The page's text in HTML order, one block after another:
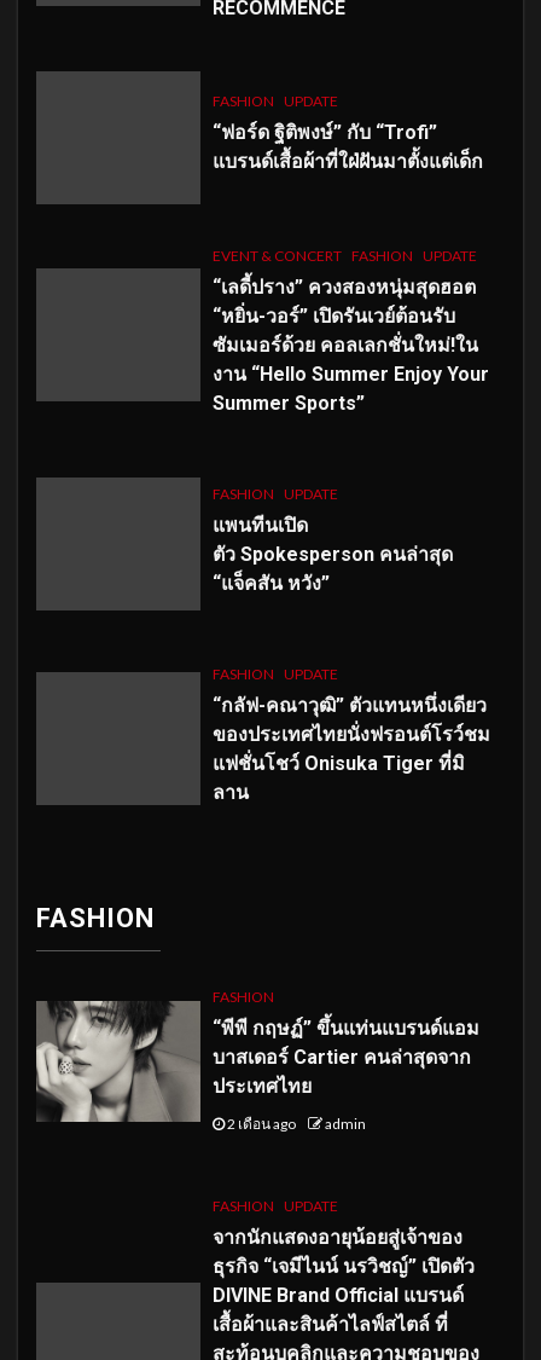
RECOMMENCÉ
FASHION UPDATE
“ฟอร์ด ฐิติพงษ์” กับ “Trofi”
แบรนด์เสื้อผ้าที่ใฝ่ฝันมาตั้งแต่เด็ก
EVENT & CONCERT FASHION UPDATE
“เลดี้ปราง” ควงสองหนุ่มสุดฮอต
“หยิ่น-วอร์” เปิดรันเวย์ต้อนรับ
ซัมเมอร์ด้วย คอลเลกชั่นใหม่!ใน
งาน “Hello Summer Enjoy Your
Summer Sports”
FASHION UPDATE
แพนทีนเปิด
ตัว Spokesperson คนล่าสุด
“แจ็คสัน หวัง”
FASHION UPDATE
“กลัฟ-คณาวุฒิ” ตัวแทนหนึ่งเดียว
ของประเทศไทยนั่งฟรอนต์โรว์ชม
แฟชั่นโชว์ Onisuka Tiger ที่มิ
ลาน
FASHION
FASHION
“พีพี กฤษฏ์” ขึ้นแท่นแบรนด์แอม
บาสเดอร์ Cartier คนล่าสุดจาก
ประเทศไทย
2 เดือน ago admin
FASHION UPDATE
จากนักแสดงอายุน้อยสู่เจ้าของ
ธุรกิจ “เจมีไนน์ นรวิชญ์” เปิดตัว
DIVINE Brand Official แบรนด์
เสื้อผ้าและสินค้าไลฟ์สไตล์ ที่
สะท้อนบุคลิกและความชอบของ